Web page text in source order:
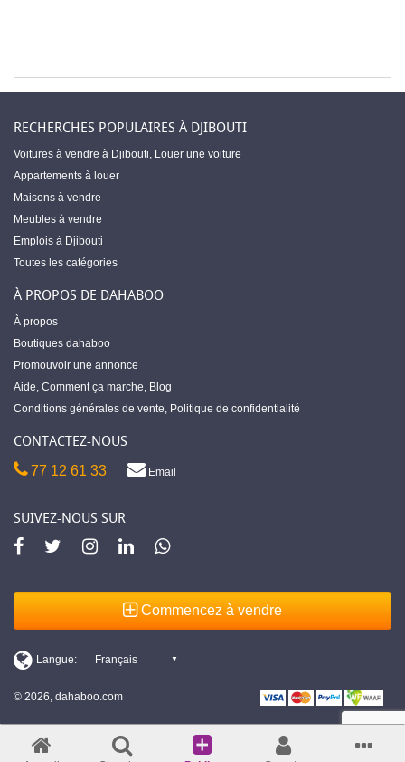
RECHERCHES POPULAIRES À DJIBOUTI
Voitures à vendre à Djibouti, Louer une voiture
Appartements à louer
Maisons à vendre
Meubles à vendre
Emplois à Djibouti
Toutes les catégories
À PROPOS DE DAHABOO
À propos
Boutiques dahaboo
Promouvoir une annonce
Aide, Comment ça marche, Blog
Conditions générales de vente, Politique de confidentialité
CONTACTEZ-NOUS
77 12 61 33 Email
SUIVEZ-NOUS SUR
Commencez à vendre
© 2026, dahaboo.com